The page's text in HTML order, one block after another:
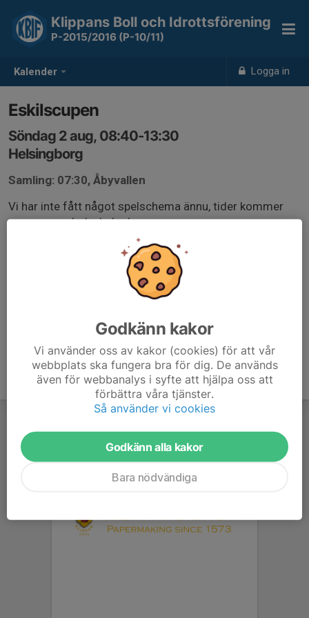
Kalender Logga in
Klippans Boll och Idrottsförening
P-2015/2016 (P-10/11)
Eskilscupen
Söndag 2 aug, 08:40-13:30
Helsingborg
Samling: 07:30, Åbyvallen
Vi har inte fått något spelschema ännu, tider kommer
senare men boka hela dagen.
Godkänn kakor
Vi använder oss av kakor (cookies) för att vår
webbplats ska fungera bra för dig. De används
även för webbanalys i syfte att hjälpa oss att
förbättra våra tjänster.
Så använder vi cookies
Godkänn alla kakor
Bara nödvändiga